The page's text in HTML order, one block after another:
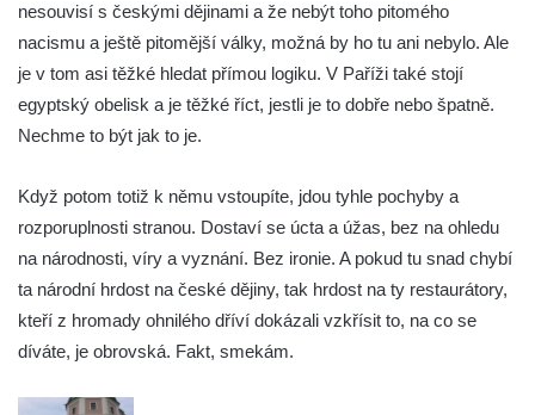
nesouvisí s českými dějinami a že nebýt toho pitomého
nacismu a ještě pitomější války, možná by ho tu ani nebylo. Ale
je v tom asi těžké hledat přímou logiku. V Paříži také stojí
egyptský obelisk a je těžké říct, jestli je to dobře nebo špatně.
Nechme to být jak to je.
Když potom totiž k němu vstoupíte, jdou tyhle pochyby a
rozporuplnosti stranou. Dostaví se úcta a úžas, bez na ohledu
na národnosti, víry a vyznání. Bez ironie. A pokud tu snad chybí
ta národní hrdost na české dějiny, tak hrdost na ty restaurátory,
kteří z hromady ohnilého dříví dokázali vzkřísit to, na co se
díváte, je obrovská. Fakt, smekám.